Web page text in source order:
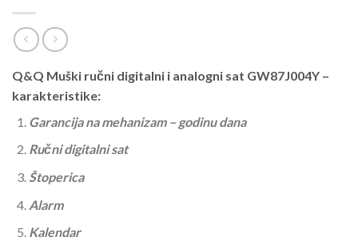
Q&Q Muški ručni digitalni i analogni sat GW87J004Y –
karakteristike:
Garancija na mehanizam – godinu dana
Ručni digitalni sat
Štoperica
Alarm
Kalendar